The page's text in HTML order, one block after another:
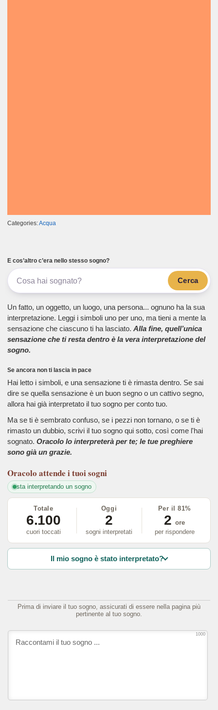
Categories:Acqua
E cos’altro c’era nello stesso sogno?
Cerca
Un fatto, un oggetto, un luogo, una persona... ognuno ha la sua
interpretazione. Leggi i simboli uno per uno, ma tieni a mente la
sensazione che ciascuno ti ha lasciato. Alla fine, quell’unica
sensazione che ti resta dentro è la vera interpretazione del
sogno.
Se ancora non ti lascia in pace
Hai letto i simboli, e una sensazione ti è rimasta dentro. Se sai
dire se quella sensazione è un buon segno o un cattivo segno,
allora hai già interpretato il tuo sogno per conto tuo.
Ma se ti è sembrato confuso, se i pezzi non tornano, o se ti è
rimasto un dubbio, scrivi il tuo sogno qui sotto, così come l'hai
sognato. Oracolo lo interpreterà per te; le tue preghiere
sono già un grazie.
Oracolo attende i tuoi sogni
sta interpretando un sogno
Totale
6.100
cuori toccati
Oggi
2
sogni interpretati
Per il 81%
2 ore
per rispondere
Il mio sogno è stato interpretato?
Prima di inviare il tuo sogno, assicurati di essere nella pagina più
pertinente al tuo sogno.
1000